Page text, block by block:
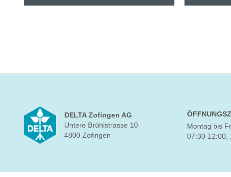
DELTA Zofingen AG
Untere Brühlstrasse 10
4800 Zofingen
Montag bis
07:30-12:00,